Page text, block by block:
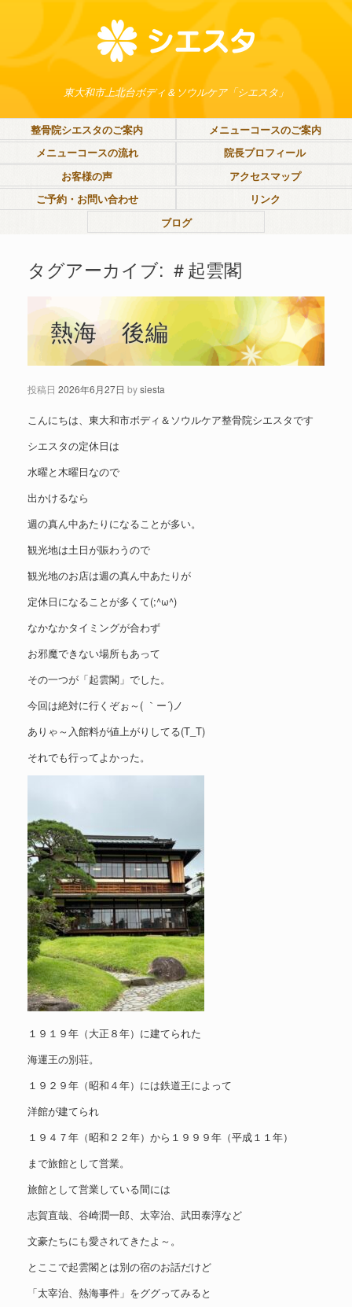
東大和市上北台ボディ＆ソウルケア「シエスタ」
整骨院シエスタのご案内
メニューコースのご案内
メニューコースの流れ
院長プロフィール
お客様の声
アクセスマップ
ご予約・お問い合わせ
リンク
ブログ
タグアーカイブ: ＃起雲閣
熱海 後編
投稿日 2026年6月27日 bysiesta
こんにちは、東大和市ボディ＆ソウルケア整骨院シエスタです
シエスタの定休日は
水曜と木曜日なので
出かけるなら
週の真ん中あたりになることが多い。
観光地は土日が賑わうので
観光地のお店は週の真ん中あたりが
定休日になることが多くて(;^ω^)
なかなかタイミングが合わず
お邪魔できない場所もあって
その一つが「起雲閣」でした。
今回は絶対に行くぞぉ～( ｀ー´)ノ
ありゃ～入館料が値上がりしてる(T_T)
それでも行ってよかった。
１９１９年（大正８年）に建てられた
海運王の別荘。
１９２９年（昭和４年）には鉄道王によって
洋館が建てられ
１９４７年（昭和２２年）から１９９９年（平成１１年）
まで旅館として営業。
旅館として営業している間には
志賀直哉、谷崎潤一郎、太宰治、武田泰淳など
文豪たちにも愛されてきたよ～。
とここで起雲閣とは別の宿のお話だけど
「太宰治、熱海事件」をググってみると